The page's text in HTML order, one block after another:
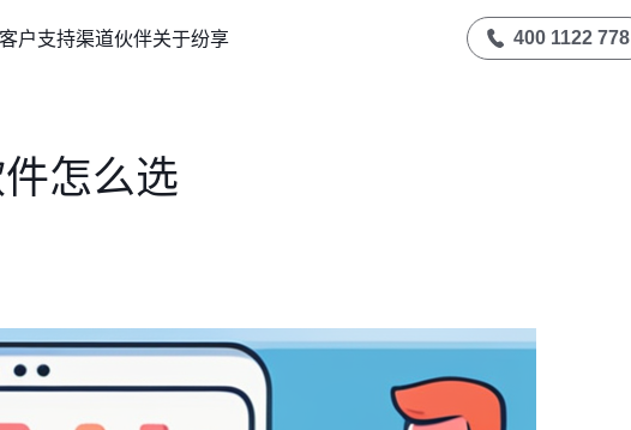
客户支持渠道伙伴关于纷享 400 1122 778
怎么选